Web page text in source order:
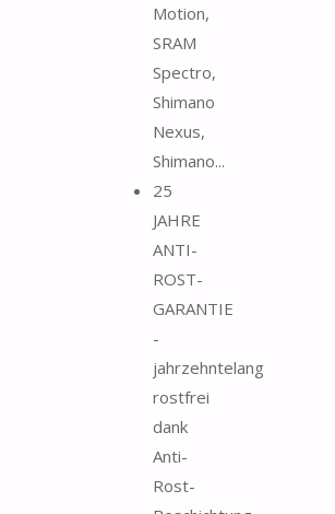
Motion,
SRAM
Spectro,
Shimano
Nexus,
Shimano...
25
JAHRE
ANTI-
ROST-
GARANTIE
-
jahrzehntelang
rostfrei
dank
Anti-
Rost-